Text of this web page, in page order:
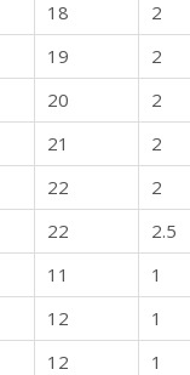
18 2
19 2
20 2
21 2
22 2
22 2.5
11 1
12 1
12 1